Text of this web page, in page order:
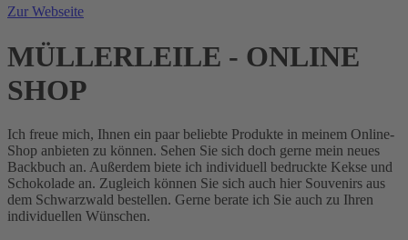
Zur Webseite
MÜLLERLEILE - ONLINE
SHOP
Ich freue mich, Ihnen ein paar beliebte Produkte in meinem Online-
Shop anbieten zu können. Sehen Sie sich doch gerne mein neues
Backbuch an. Außerdem biete ich individuell bedruckte Kekse und
Schokolade an. Zugleich können Sie sich auch hier Souvenirs aus
dem Schwarzwald bestellen. Gerne berate ich Sie auch zu Ihren
individuellen Wünschen.